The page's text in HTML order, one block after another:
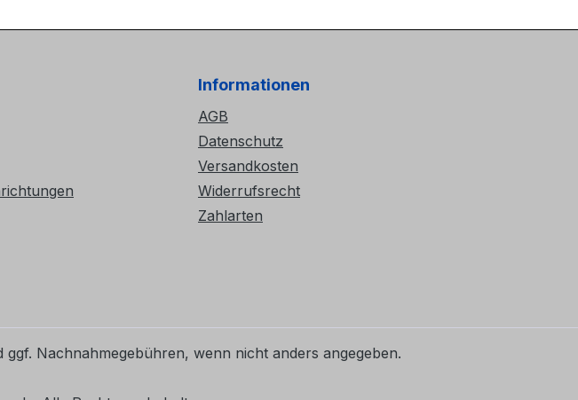
Informationen
AGB
Datenschutz
Versandkosten
Widerrufsrecht
Zahlarten
ggf. Nachnahmegebühren, wenn nicht anders angegeben.